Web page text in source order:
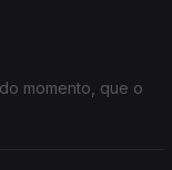
momento, que o